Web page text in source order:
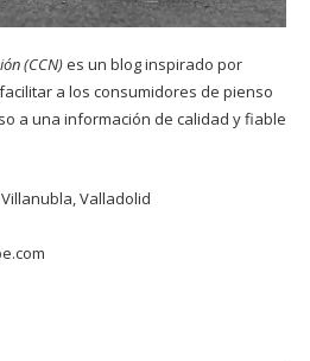
(CCN)es un blog inspirado por
a los consumidores de pienso
a una información de calidad y fiable
Valladolid